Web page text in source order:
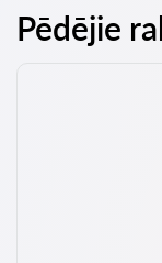
Pēdējie